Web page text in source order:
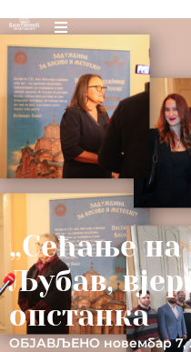
„Сећање на
Љубав,
опстанка
ОБЈАВЉЕНО новембар 7,